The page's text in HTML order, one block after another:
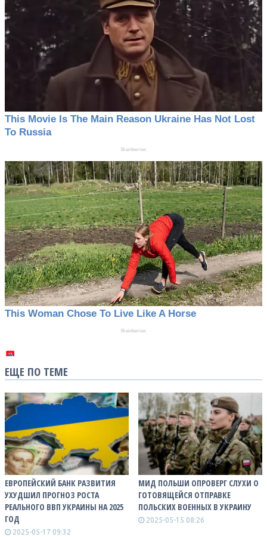
ЕЩЕ ПО ТЕМЕ
ЕВРОПЕЙСКИЙ БАНК РАЗВИТИЯ
УХУДШИЛ ПРОГНОЗ РОСТА
РЕАЛЬНОГО ВВП УКРАИНЫ НА 2025
ГОД
2025-05-17 09:32
МИД ПОЛЬШИ ОПРОВЕРГ СЛУХИ О
ГОТОВЯЩЕЙСЯ ОТПРАВКЕ
ПОЛЬСКИХ ВОЕННЫХ В УКРАИНУ
2025-05-15 08:26